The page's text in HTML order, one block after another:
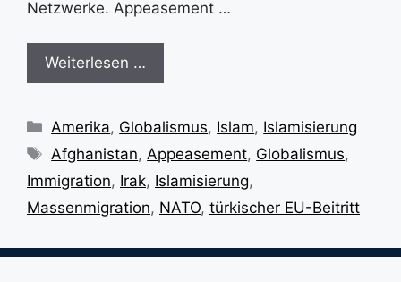
Netzwerke. Appeasement …
Weiterlesen …
Kategorien
Amerika, Globalismus, Islam, Islamisierung
Schlagwörter
Afghanistan, Appeasement, Globalismus,
Immigration, Irak, Islamisierung,
Massenmigration, NATO, türkischer EU-Beitritt